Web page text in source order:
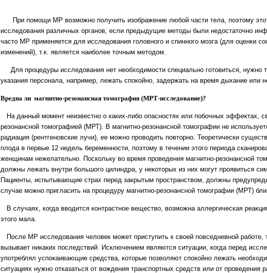
При помощи МР возможно получить изображение любой части тела, поэтому
исследования различных органов, если предыдущие методы были недостаточно
часто МР применяется для исследования головного и спинного мозга (для оценки
изменений), т.к. является наиболее точным методом.
Для процедуры исследования нет необходимости специально готовиться, нужно
указания персонала, например, лежать спокойно, задержать на время дыхание или
Вредна ли магнитно-резонансная томография (МРТ-исследование)?
На данный момент неизвестно о каких-либо опасностях или побочных эффектах,
резонансной томографией (МРТ). В магнитно-резонансной томографии не
радиация (рентгеновские лучи), ее можно проводить повторно. Теоретически
плода в первые 12 недель беременности, поэтому в течении этого периода
женщинам нежелательно. Поскольку во время проведения магнитно-резонансной
должны лежать внутри большого цилиндра, у некоторых из них могут проявиться
Пациенты, испытывающие страх перед закрытым пространством, должны
случае можно пригласить на процедуру магнитно-резонансной томографии (МРТ)
В случаях, когда вводится контрастное вещество, возможна аллергическая
этого мала.
После МР исследования человек может приступить к своей повседневной работе,
вызывает никаких последствий. Исключением являются ситуации, когда перед
употреблял успокаивающие средства, которые позволяют спокойно лежать
ситуациях нужно отказаться от вождения транспортных средств или от проведения